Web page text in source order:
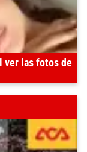
ver las fotos de